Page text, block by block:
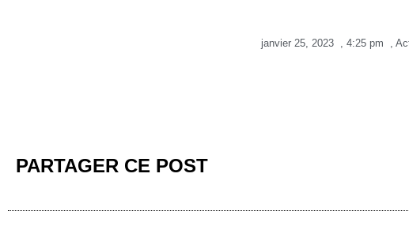
janvier 25, 2023 , 4:25 pm ,
PARTAGER CE POST